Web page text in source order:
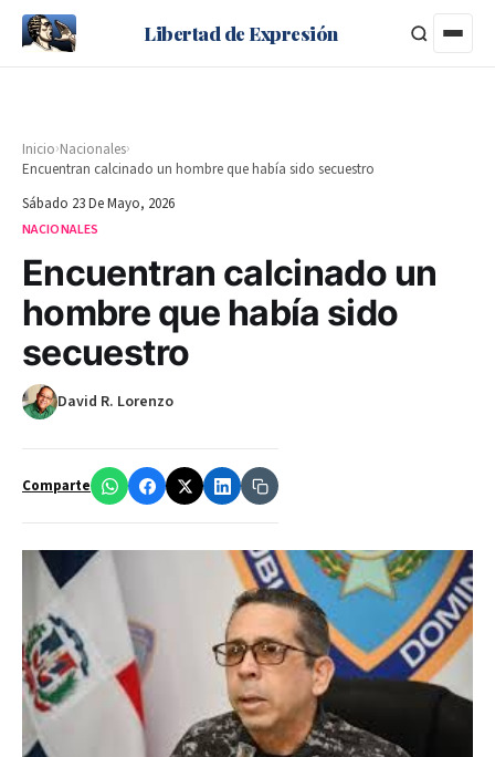
Libertad de Expresión
Inicio›Nacionales›
Encuentran calcinado un hombre que había sido secuestro
Sábado 23 De Mayo, 2026
NACIONALES
Encuentran calcinado un
hombre que había sido
secuestro
David R. Lorenzo
Comparte